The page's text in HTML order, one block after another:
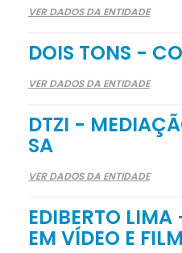
VER DADOS DA ENTIDADE
DOIS TONS -
VER DADOS DA ENTIDADE
DTZI -
SA
VER DADOS DA ENTIDADE
EDIBERTO
EM VÍDEO E